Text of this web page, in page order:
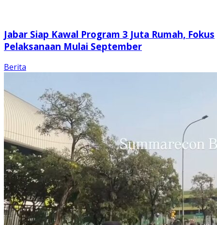
Jabar Siap Kawal Program 3 Juta Rumah, Fokus
Pelaksanaan Mulai September
Berita